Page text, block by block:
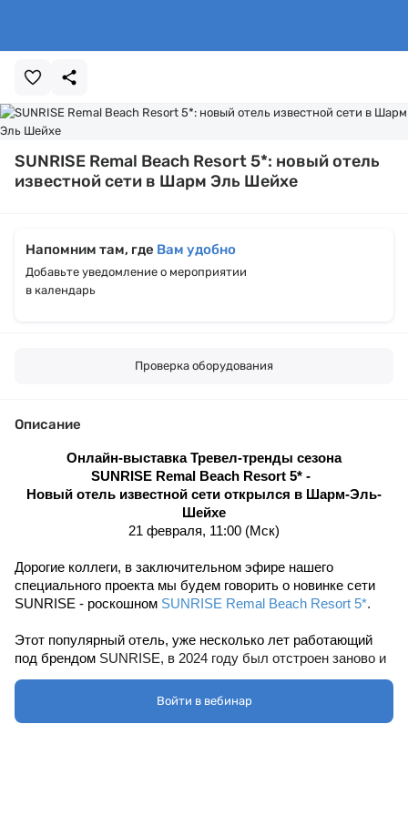
SUNRISE Remal Beach Resort 5*: новый отель
известной сети в Шарм Эль Шейхе
Напомним там, где Вам удобно
Добавьте уведомление о мероприятии
в календарь
Проверка оборудования
Описание
Онлайн-выставка Тревел-тренды сезона
SUNRISE Remal Beach Resort 5* -
Новый отель известной сети открылся в Шарм-Эль-
Шейхе
21 февраля, 11:00 (Мск)
Дорогие коллеги, в заключительном эфире нашего
специального проекта мы будем говорить о новинке сети
SUNRISE - роскошном SUNRISE Remal Beach Resort 5*.
Этот популярный отель, уже несколько лет работающий
под брендом SUNRISE, в 2024 году был отстроен заново и
теперь представляет собой премиальный курорт для
Войти в вебинар